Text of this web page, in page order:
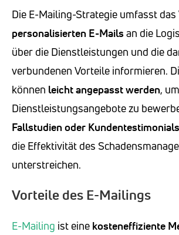
Die E-Mailing-Strategie umfasst das
personalisierten E-Mailsan die
über die Dienstleistungen und die
verbundenen Vorteile informieren.
können leicht angepasst werden,
Dienstleistungsangebote zu
Fallstudien oder Kundentestimonials
die Effektivität des
unterstreichen.
Vorteile des E-Mailings
E-Mailing ist eine kosteneffiziente